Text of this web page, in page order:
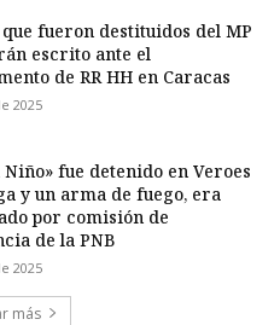
fueron destituidos del MP
escrito ante el
de RR HH en Caracas
2025
Niño» fue detenido en Veroes
y un arma de fuego, era
por comisión de
de la PNB
2025
más